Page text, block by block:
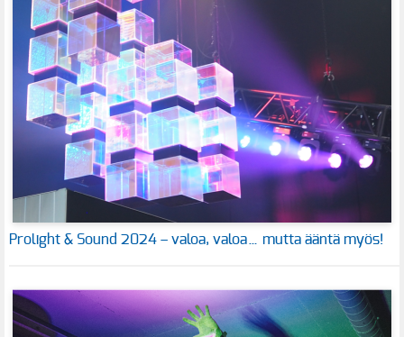
Prolight & Sound 2024 – valoa, valoa… mutta ääntä myös!